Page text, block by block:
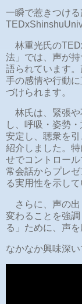
一瞬で惹きつけ
林重光氏の
法」では、声が
語られています
手の感情や行動
づけられます。
林氏は、緊張や
し、呼吸・姿勢
安定し、聴衆を
紹介しました。
せでコントロー
常会話からプレ
る実用性を示して
さらに、声の出
変わることを強
る」ために、声
なかなか興味深い